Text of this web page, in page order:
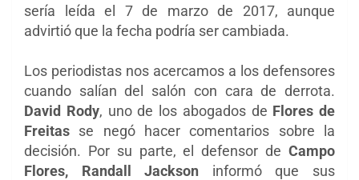
sería leída el 7 de marzo de 2017, aunque
advirtió que la fecha podría ser cambiada.
Los periodistas nos acercamos a los defensores
cuando salían del salón con cara de derrota.
David Rody, uno de los abogados de Flores de
Freitas se negó hacer comentarios sobre la
decisión. Por su parte, el defensor de Campo
Flores, Randall Jackson informó que sus